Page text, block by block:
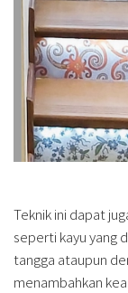
Teknik ini dapat
seperti kayu yang
tangga ataupun
menambahkan